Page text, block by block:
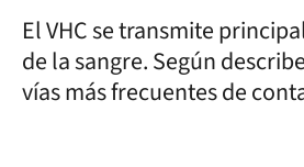
El VHC se transmite
de la sangre. Según
vías más frecuentes de